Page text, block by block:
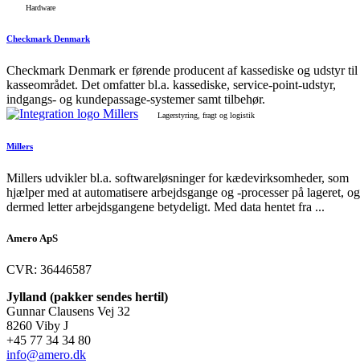
Hardware
Checkmark Denmark
Checkmark Denmark er førende producent af kassediske og udstyr til
kasseområdet. Det omfatter bl.a. kassediske, service-point-udstyr,
indgangs- og kundepassage-systemer samt tilbehør.
Lagerstyring, fragt og logistik
Millers
Millers udvikler bl.a. softwareløsninger for kædevirksomheder, som
hjælper med at automatisere arbejdsgange og -processer på lageret, og
dermed letter arbejdsgangene betydeligt. Med data hentet fra ...
Amero ApS
CVR: 36446587
Jylland (pakker sendes hertil)
Gunnar Clausens Vej 32
8260 Viby J
+45 77 34 34 80
info@amero.dk